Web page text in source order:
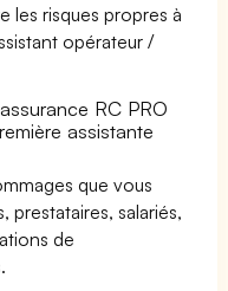
les risques propres à
opérateur /
RC PRO
assistante
que vous
prestataires, salariés,
de